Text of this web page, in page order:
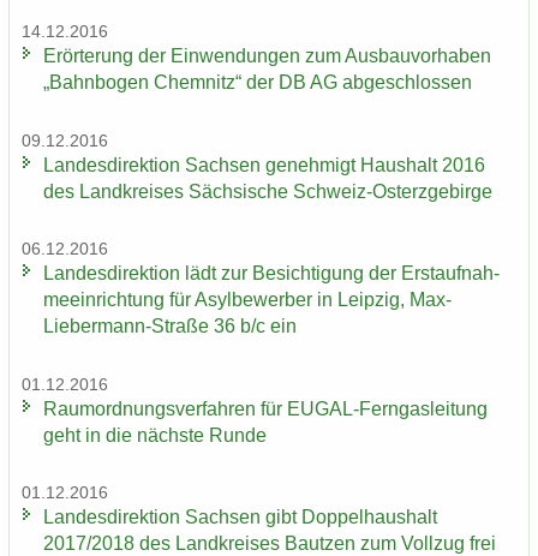
14.12.2016
Er­ör­te­rung der Ein­wen­dun­gen zum Aus­bau­vor­ha­ben
„Bahn­bo­gen Chem­nitz“ der DB AG ab­ge­schlos­sen
09.12.2016
Lan­des­di­rek­ti­on Sach­sen ge­neh­migt Haus­halt 2016
des Land­krei­ses Säch­si­sche Schweiz-​Osterzgebirge
06.12.2016
Lan­des­di­rek­ti­on lädt zur Be­sich­ti­gung der Erst­auf­nah­
me­ein­rich­tung für Asyl­be­wer­ber in Leip­zig, Max-​
Liebermann-Straße 36 b/c ein
01.12.2016
Raum­ord­nungs­ver­fah­ren für EUGAL-​Ferngasleitung
geht in die nächs­te Runde
01.12.2016
Lan­des­di­rek­ti­on Sach­sen gibt Dop­pel­haus­halt
2017/2018 des Land­krei­ses Baut­zen zum Voll­zug frei